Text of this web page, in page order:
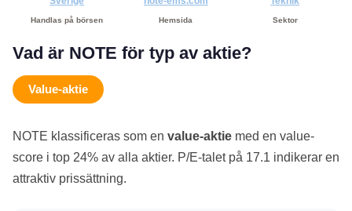
Handlas på börsen Hemsida Sektor
Vad är NOTE för typ av aktie?
Value-aktie
NOTE klassificeras som en value-aktie med en value-
score i top 24% av alla aktier. P/E-talet på 17.1 indikerar en
attraktiv prissättning.